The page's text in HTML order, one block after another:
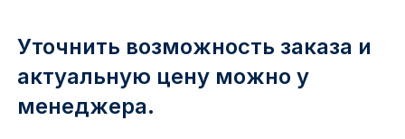
2-я Смирновка
3-й Участок
Уточнить возможность заказа и
актуальную цену можно у
менеджера.